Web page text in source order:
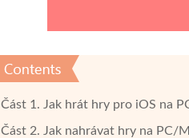
Část 1. Jak hrát hry pro iOS na
Část 2. Jak nahrávat hry na PC/